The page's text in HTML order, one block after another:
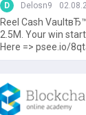
D Delosn9
Reel Cash
2.5M. Your win
Here => psee.io/